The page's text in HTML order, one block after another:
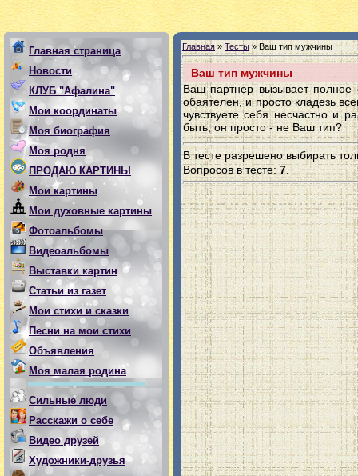
Главная страница
Новости
КЛУБ "Афалина"
Мои координаты
Моя биография
Моя родня
ПРОДАЮ КАРТИНЫ
Мои картины
Мои духовные картины
Фотоальбомы
Видеоальбомы
Выставки картин
Статьи из газет
Мои стихи и сказки
Песни на мои стихи
Объявления
Моя малая родина
Сильные люди
Расскажи о себе
Видео друзей
Художники-друзья
Главная » Тесты» Ваш тип мужчины
Ваш тип мужчины
Ваш партнер вызывает полное
обаятелен, и просто кладезь
чувствуете себя несчастно и
быть, он просто - не Ваш тип?
В тесте разрешено выбирать
Вопросов в тесте: 7.